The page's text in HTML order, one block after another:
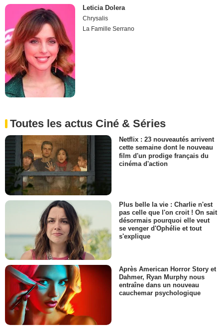
Leticia Dolera
Chrysalis
La Famille Serrano
Toutes les actus Ciné & Séries
Netflix : 23 nouveautés arrivent
cette semaine dont le nouveau
film d'un prodige français du
cinéma d'action
Plus belle la vie : Charlie n'est
pas celle que l'on croit ! On sait
désormais pourquoi elle veut
se venger d'Ophélie et tout
s'explique
Après American Horror Story et
Dahmer, Ryan Murphy nous
entraîne dans un nouveau
cauchemar psychologique